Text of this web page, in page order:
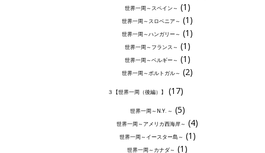
世界一周～スペイン～ (1)
世界一周～スロベニア～ (1)
世界一周～ハンガリー～ (1)
世界一周～フランス～ (1)
世界一周～ベルギー～ (1)
世界一周～ポルトガル～ (2)
３【世界一周（後編）】 (17)
世界一周～N.Y. ～ (5)
世界一周～アメリカ西海岸～ (4)
世界一周～イースター島～ (1)
世界一周～カナダ～ (1)